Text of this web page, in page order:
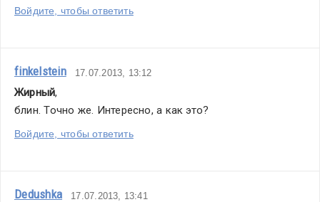
Войдите, чтобы ответить
finkelstein 17.07.2013, 13:12
Жирный,
блин. Точно же. Интересно, а как это?
Войдите, чтобы ответить
Dedushka 17.07.2013, 13:41